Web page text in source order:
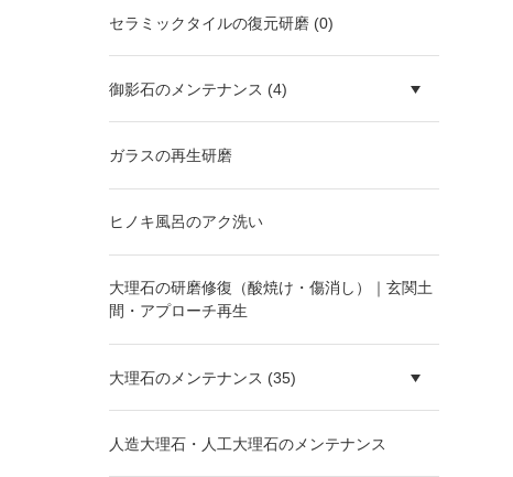
セラミックタイルの復元研磨 (0)
御影石のメンテナンス (4)
ガラスの再生研磨
ヒノキ風呂のアク洗い
大理石の研磨修復（酸焼け・傷消し）｜玄関土
間・アプローチ再生
大理石のメンテナンス (35)
人造大理石・人工大理石のメンテナンス